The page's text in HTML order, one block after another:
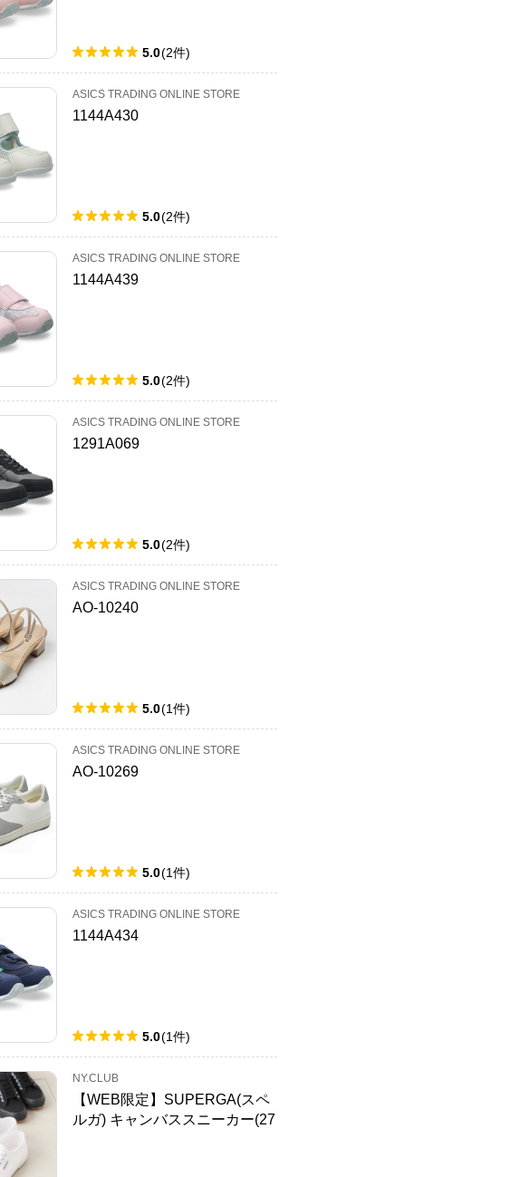
5.0(2件)
ASICS TRADING ONLINE STORE
1144A430
5.0(2件)
ASICS TRADING ONLINE STORE
1144A439
5.0(2件)
ASICS TRADING ONLINE STORE
1291A069
5.0(2件)
ASICS TRADING ONLINE STORE
AO-10240
5.0(1件)
ASICS TRADING ONLINE STORE
AO-10269
5.0(1件)
ASICS TRADING ONLINE STORE
1144A434
5.0(1件)
NY.CLUB
【WEB限定】SUPERGA(スペ
ルガ) キャンバススニーカー(27